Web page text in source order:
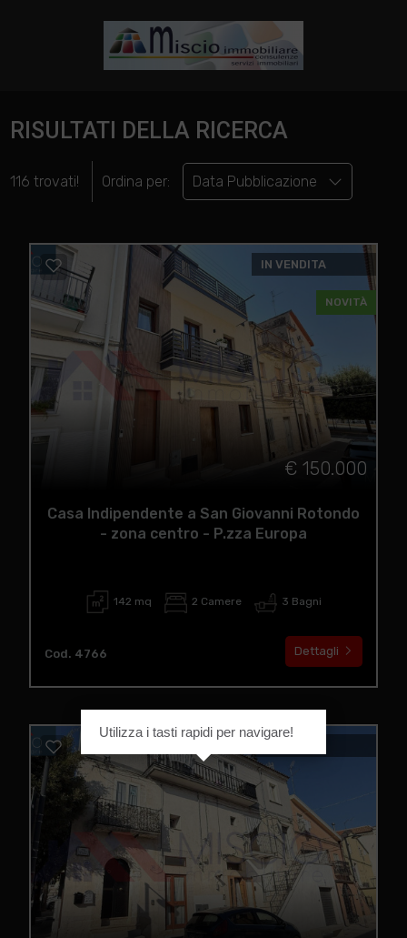
RISULTATI DELLA RICERCA
116 trovati! Ordina per: Data Pubblicazione
IN VENDITA
NOVITÀ
€ 150.000
Casa Indipendente a San Giovanni Rotondo
- zona centro - P.zza Europa
142 mq 2 Camere 3 Bagni
Cod. 4766 Dettagli
Utilizza i tasti rapidi per navigare!